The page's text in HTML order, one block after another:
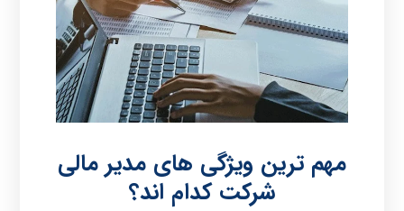
مهم ترین ویژگی های مدیر مالی
شرکت کدام اند؟